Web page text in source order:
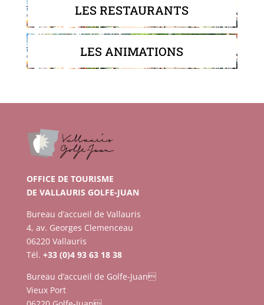
LES RESTAURANTS
LES ANIMATIONS
OFFICE DE TOURISME
DE VALLAURIS GOLFE-JUAN
Bureau d’accueil de Vallauris
4, av. Georges Clemenceau
06220 Vallauris
Tél. +33 (0)4 93 63 18 38
Bureau d’accueil de Golfe-Juan
Vieux Port